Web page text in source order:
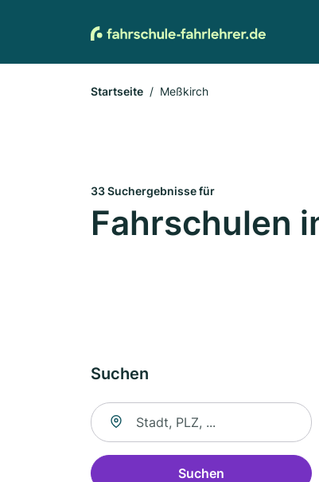
Startseite Meßkirch
33 Suchergebnisse für
Fahrschulen
Suchen
Suche nach Ort
Suchen